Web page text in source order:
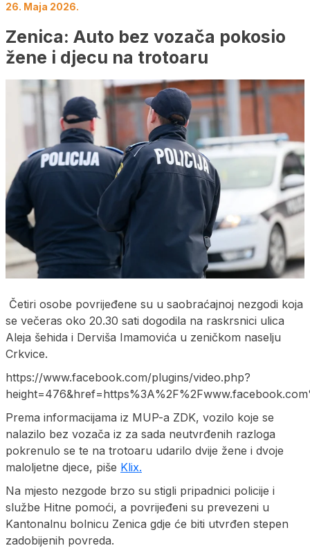
26. Maja 2026.
Zenica: Auto bez vozača pokosio
žene i djecu na trotoaru
Četiri osobe povrijeđene su u saobraćajnoj nezgodi koja
se večeras oko 20.30 sati dogodila na raskrsnici ulica
Aleja šehida i Derviša Imamovića u zeničkom naselju
Crkvice.
https://www.facebook.com/plugins/video.php?
Prema informacijama iz MUP-a ZDK, vozilo koje se
nalazilo bez vozača iz za sada neutvrđenih razloga
pokrenulo se te na trotoaru udarilo dvije žene i dvoje
maloljetne djece, piše Klix.
Na mjesto nezgode brzo su stigli pripadnici policije i
službe Hitne pomoći, a povrijeđeni su prevezeni u
Kantonalnu bolnicu Zenica gdje će biti utvrđen stepen
zadobijenih povreda.